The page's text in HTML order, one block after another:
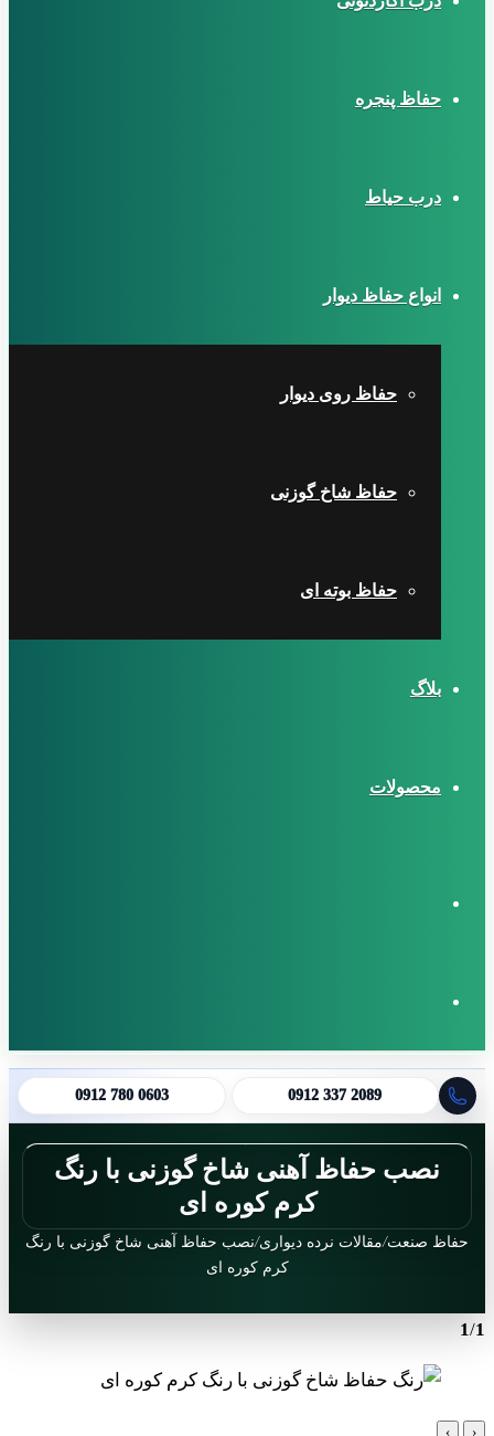
حفاظ پنجره
درب حیاط
انواع حفاظ دیوار
حفاظ روی دیوار
حفاظ شاخ گوزنی
حفاظ بوته ای
بلاگ
محصولات
تغییر
پوسته
جستجو
برای 0912 780 0603 0912 337 2089
نصب حفاظ آهنی شاخ گوزنی با رنگ
کرم کوره ای
حفاظ صنعت/مقالات نرده دیواری نصب حفاظ آهنی شاخ گوزنی با رنگ
کرم کوره ای
1